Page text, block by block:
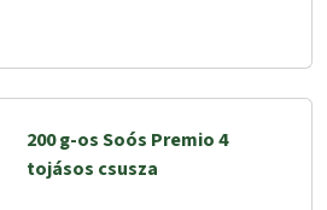
200 g-os Soós Premio 4
tojásos csusza